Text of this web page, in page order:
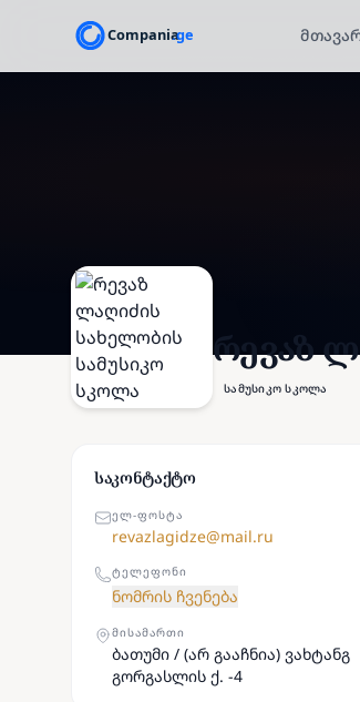
რევაზ
სამუსიკო სკოლა
საკონტაქტო
ᲔᲚ-ᲤᲝᲡᲢᲐ
revazlagidze@mail.ru
ᲢᲔᲚᲔᲤᲝᲜᲘ
ნომრის ჩვენება
ᲛᲘᲡᲐᲛᲐᲠᲗᲘ
ბათუმი / (არ გააჩნია) ვახტანგ
გორგასლის ქ. -4